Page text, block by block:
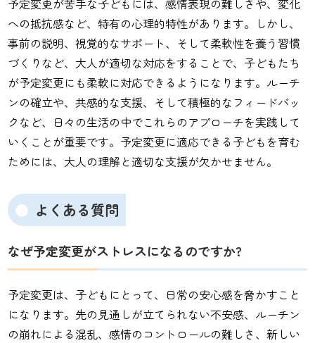
への抵抗感など、特有の心理的特性があります。しかし、
事前の説明、視覚的なサポート、そして柔軟性を養う習慣
づくりなど、大人が適切な対応をすることで、子どもたち
が予定変更にも柔軟に対応できるようになります。ルーチ
ンの確立や、共感的な支援、そして積極的なフィードバッ
クなど、日々の生活の中でこれらのアプローチを実践して
いくことが重要です。予定変更に適応できる子どもを育む
ためには、大人の理解と適切な支援が欠かせません。
よくある質問
なぜ予定変更がストレスになるのですか?
予定変更は、子どもにとって、日常の安心感を脅かすこと
になります。先の見通しが立てられない不安感、ルーチン
の崩れによる混乱、感情のコントロールの難しさ、新しい